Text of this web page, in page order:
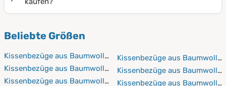
Kissenbezüge sind atmungsaktiv und pflegeleicht.
Feinflanell-Kissen etc. sowie Bezüge für
Seitenschläferkissen oder Nackenkissen.
Germany“. Wir haben Kissenbezüge mit verschiedenen
Überzeugen Sie sich von unserem Angebot und
besuchen Sie unseren Online-Shop.
Beliebte Größen
Kissenbezüge aus Baumwolle 35x40 cm
Kissenbezüge aus Baumwolle 40x40 cm
Kissenbezüge aus Baumwolle 40x60 cm
Kissenbezüge aus Baumwolle
Kissenbezüge aus Baumwolle
Kissenbezüge aus Baumwolle